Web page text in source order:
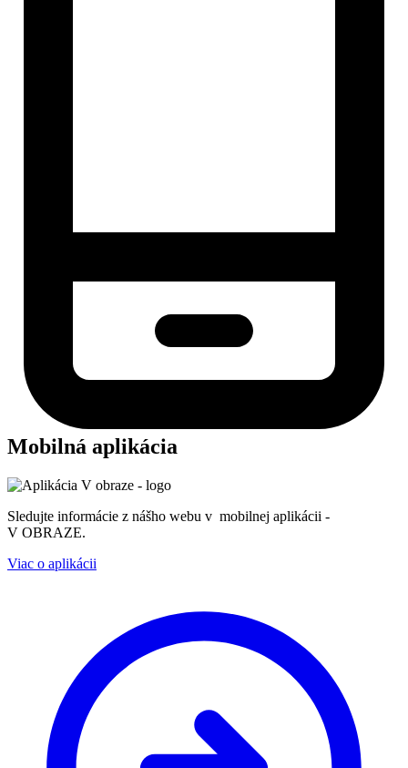
Mobilná aplikácia
Sledujte informácie z nášho webu v mobilnej aplikácii -
V OBRAZE.
Viac o aplikácii